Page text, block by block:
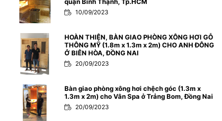
quận Bình Thạnh, Tp.HCM
10/09/2023
HOÀN THIỆN, BÀN GIAO PHÒNG XÔNG HƠI GỖ
THÔNG MỸ (1.8m x 1.3m x 2m) CHO ANH ĐÔNG
Ở BIÊN HÒA, ĐỒNG NAI
20/09/2023
Bàn giao phòng xông hơi chệch góc (1.3m x
1.3m x 2m) cho Vân Spa ở Trảng Bom, Đồng Nai
20/09/2023